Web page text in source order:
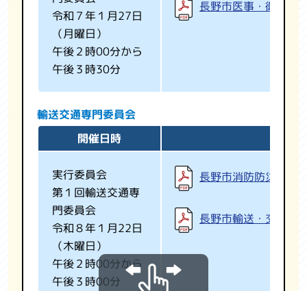
令和７年１月27日
（月曜日）
午後２時00分から
午後３時30分
長野市医事・衛生基
輸送交通専門委員会
開催日時
実行委員会
第１回輸送交通専
門委員会
令和８年１月22日
（木曜日）
午後２時00分から
午後３時00分
長野市消防防災・警
長野市輸送・交通業